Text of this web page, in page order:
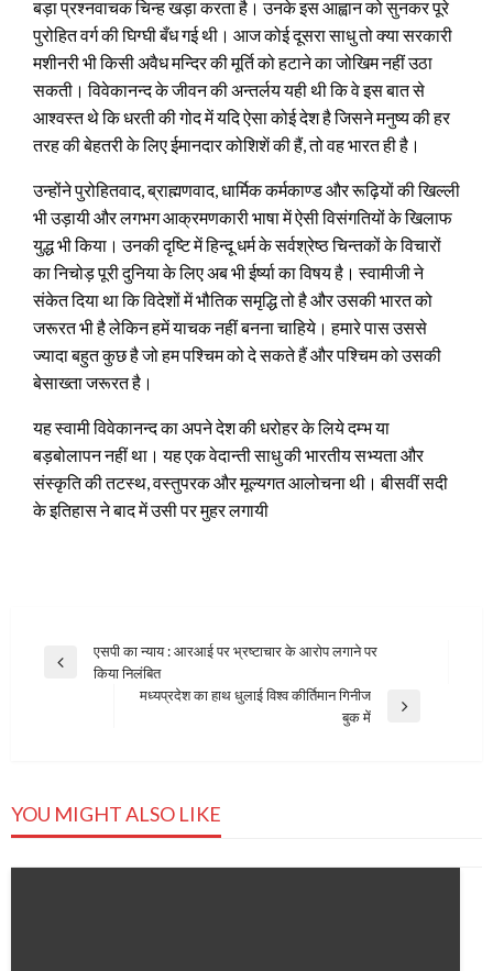
बड़ा प्रश्नवाचक चिन्ह खड़ा करता है। उनके इस आह्वान को सुनकर पूरे
पुरोहित वर्ग की घिग्घी बँध गई थी। आज कोई दूसरा साधु तो क्या सरकारी
मशीनरी भी किसी अवैध मन्दिर की मूर्ति को हटाने का जोखिम नहीं उठा
सकती। विवेकानन्द के जीवन की अन्तर्लय यही थी कि वे इस बात से
आश्वस्त थे कि धरती की गोद में यदि ऐसा कोई देश है जिसने मनुष्य की हर
तरह की बेहतरी के लिए ईमानदार कोशिशें की हैं, तो वह भारत ही है।
उन्होंने पुरोहितवाद, ब्राह्मणवाद, धार्मिक कर्मकाण्ड और रूढ़ियों की खिल्ली
भी उड़ायी और लगभग आक्रमणकारी भाषा में ऐसी विसंगतियों के खिलाफ
युद्ध भी किया। उनकी दृष्टि में हिन्दू धर्म के सर्वश्रेष्ठ चिन्तकों के विचारों
का निचोड़ पूरी दुनिया के लिए अब भी ईर्ष्या का विषय है। स्वामीजी ने
संकेत दिया था कि विदेशों में भौतिक समृद्धि तो है और उसकी भारत को
जरूरत भी है लेकिन हमें याचक नहीं बनना चाहिये। हमारे पास उससे
ज्यादा बहुत कुछ है जो हम पश्चिम को दे सकते हैं और पश्चिम को उसकी
बेसाख्ता जरूरत है।
यह स्वामी विवेकानन्द का अपने देश की धरोहर के लिये दम्भ या
बड़बोलापन नहीं था। यह एक वेदान्ती साधु की भारतीय सभ्यता और
संस्कृति की तटस्थ, वस्तुपरक और मूल्यगत आलोचना थी। बीसवीं सदी
के इतिहास ने बाद में उसी पर मुहर लगायी
Post
navigation
Previous
एसपी का न्याय : आरआई पर भ्रष्टाचार के आरोप लगाने पर
किया निलंबित
मध्‍यप्रदेश का हाथ धुलाई विश्‍व कीर्तिमान गिनीज
बुक में
YOU MIGHT ALSO LIKE